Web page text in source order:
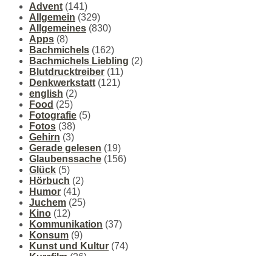
Advent (141)
Allgemein (329)
Allgemeines (830)
Apps (8)
Bachmichels (162)
Bachmichels Liebling (2)
Blutdrucktreiber (11)
Denkwerkstatt (121)
english (2)
Food (25)
Fotografie (5)
Fotos (38)
Gehirn (3)
Gerade gelesen (19)
Glaubenssache (156)
Glück (5)
Hörbuch (2)
Humor (41)
Juchem (25)
Kino (12)
Kommunikation (37)
Konsum (9)
Kunst und Kultur (74)